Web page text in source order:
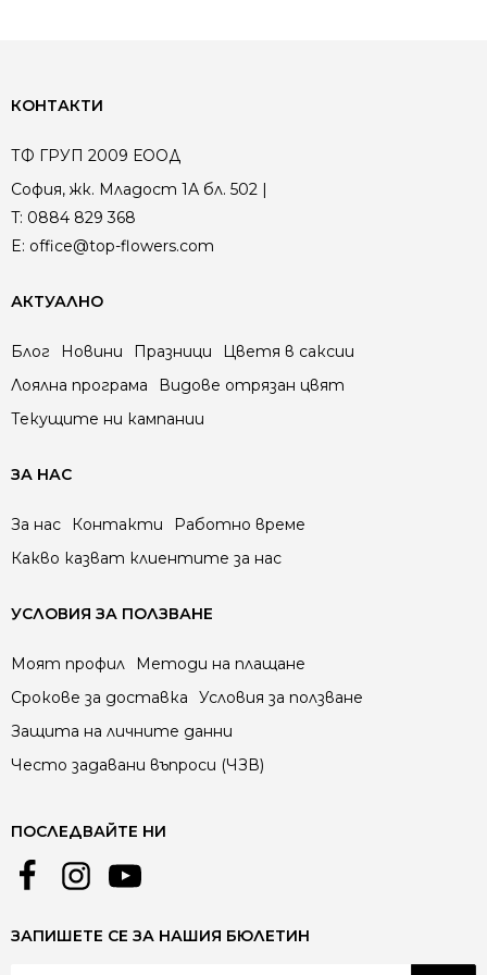
КОНТАКТИ
ТФ ГРУП 2009 ЕООД
София, жк. Младост 1А бл. 502 |
T: 0884 829 368
E: office@top-flowers.com
АКТУАЛНО
Блог Новини Празници
Цветя в саксии
Лоялна програма
Видове отрязан цвят
Текущите ни кампании
ЗА НАС
За нас Контакти
Работно време
Какво казват клиентите за нас
УСЛОВИЯ ЗА ПОЛЗВАНЕ
Моят профил
Методи на плащане
Срокове за доставка
Условия за ползване
Защита на личните данни
Често задавани въпроси (ЧЗВ)
ПОСЛЕДВАЙТЕ НИ
ЗАПИШЕТЕ СЕ ЗА НАШИЯ БЮЛЕТИН